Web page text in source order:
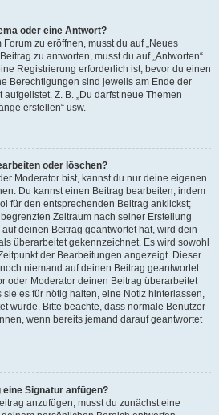
oder eine Antwort?
zu eröffnen, musst du auf „Neues
zu antworten, musst du auf „Antworten“
Registrierung erforderlich ist, bevor du einen
Berechtigungen sind jeweils am Ende der
Z. B. „Du darfst neue Themen
erstellen“ usw.
oder löschen?
Moderator bist, kannst du nur deine eigenen
Du kannst einen Beitrag bearbeiten, indem
für den entsprechenden Beitrag anklickst;
Zeitraum nach seiner Erstellung
deinen Beitrag geantwortet hat, wird dein
überarbeitet gekennzeichnet. Es wird sowohl
der Bearbeitungen angezeigt. Dieser
niemand auf deinen Beitrag geantwortet
oder Moderator deinen Beitrag überarbeitet
sie es für nötig halten, eine Notiz hinterlassen,
wurde. Bitte beachte, dass normale Benutzer
wenn bereits jemand darauf geantwortet
Signatur anfügen?
anzufügen, musst du zunächst eine